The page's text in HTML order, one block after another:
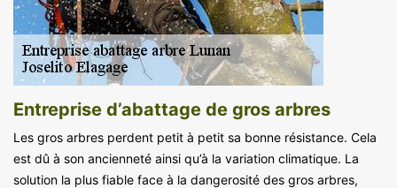
Entreprise d’abattage de gros arbres
Les gros arbres perdent petit à petit sa bonne résistance. Cela
est dû à son ancienneté ainsi qu’à la variation climatique. La
solution la plus fiable face à la dangerosité des gros arbres,